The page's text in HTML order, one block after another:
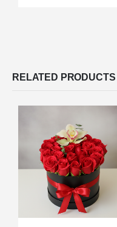
RELATED PRODUCTS